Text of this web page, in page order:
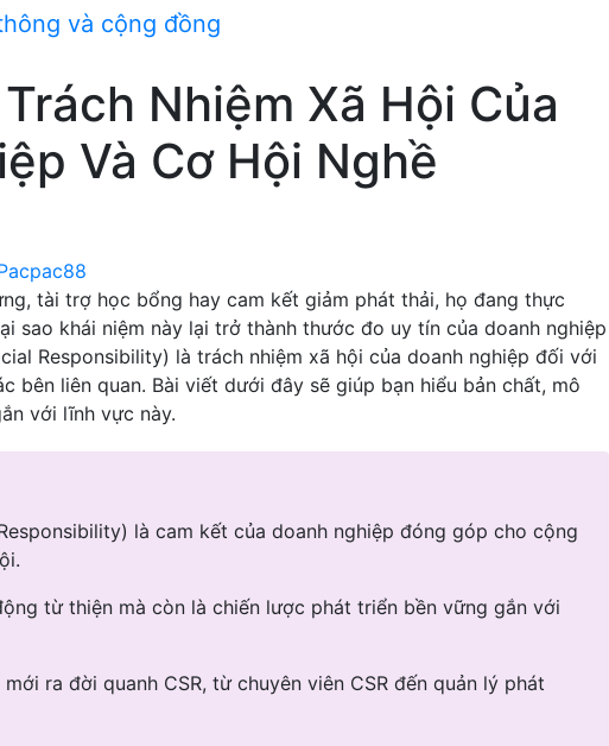
và cộng đồng
Nhiệm Xã Hội Của
Và Cơ Hội Nghề
tài trợ học bổng hay cam kết giảm phát thải, họ đang thực
sao khái niệm này lại trở thành thước đo uy tín của doanh nghiệp
Responsibility) là trách nhiệm xã hội của doanh nghiệp đối với
bên liên quan. Bài viết dưới đây sẽ giúp bạn hiểu bản chất, mô
với lĩnh vực này.
là cam kết của doanh nghiệp đóng góp cho cộng
từ thiện mà còn là chiến lược phát triển bền vững gắn với
ra đời quanh CSR, từ chuyên viên CSR đến quản lý phát